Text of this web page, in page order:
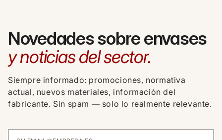
Novedades sobre envases
y noticias del sector.
Siempre informado: promociones, normativa
actual, nuevos materiales, información del
fabricante. Sin spam — solo lo realmente relevante.